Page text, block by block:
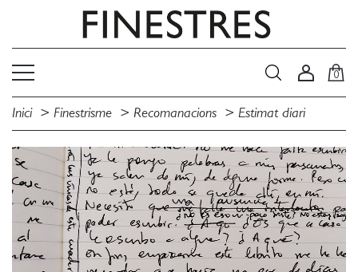
0
Inici Finestrisme Recomanacions Estimat diari